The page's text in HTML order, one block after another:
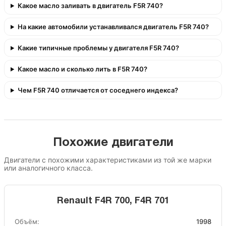
Какое масло заливать в двигатель F5R 740?
На какие автомобили устанавливался двигатель F5R 740?
Какие типичные проблемы у двигателя F5R 740?
Какое масло и сколько лить в F5R 740?
Чем F5R 740 отличается от соседнего индекса?
Похожие двигатели
Двигатели с похожими характеристиками из той же марки
или аналогичного класса.
Renault F4R 700, F4R 701
Объём:
1998